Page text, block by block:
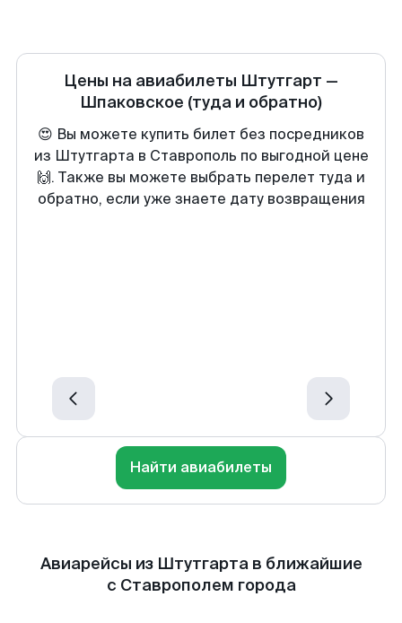
Цены на авиабилеты Штутгарт —
Шпаковское (туда и обратно)
😍 Вы можете купить билет без посредников
из Штутгарта в Ставрополь по выгодной цене
🙌. Также вы можете выбрать перелет туда и
обратно, если уже знаете дату возвращения
Найти авиабилеты
Авиарейсы из Штутгарта в ближайшие
с Ставрополем города